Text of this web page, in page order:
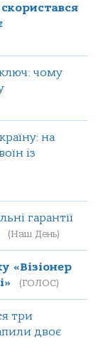
чому
на
із
гарантії
(Наш День)
«Візіонер
(ГОЛОС)
три
двоє